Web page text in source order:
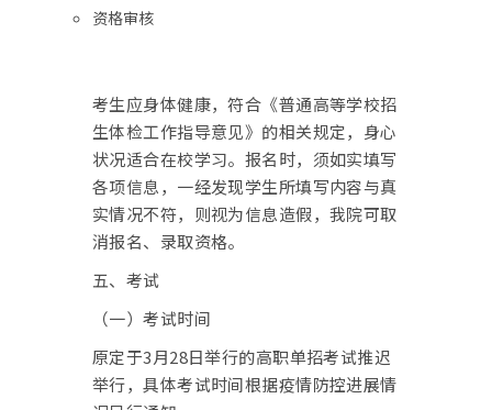
资格审核
考生应身体健康，符合《普通高等学校招
生体检工作指导意见》的相关规定，身心
状况适合在校学习。报名时，须如实填写
各项信息，一经发现学生所填写内容与真
实情况不符，则视为信息造假，我院可取
消报名、录取资格。
五、考试
（一）考试时间
原定于3月28日举行的高职单招考试推迟
举行，具体考试时间根据疫情防控进展情